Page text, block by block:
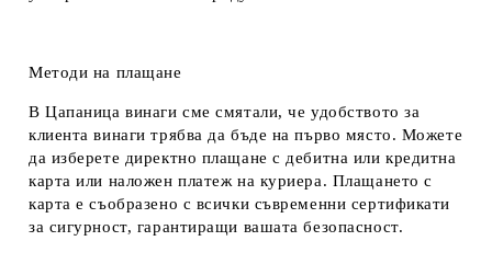
Методи на плащане
В Цапаница винаги сме смятали, че удобството за
клиента винаги трябва да бъде на първо място. Можете
да изберете директно плащане с дебитна или кредитна
карта или наложен платеж на куриера. Плащането с
карта е съобразено с всички съвременни сертификати
за сигурност, гарантиращи вашата безопасност.